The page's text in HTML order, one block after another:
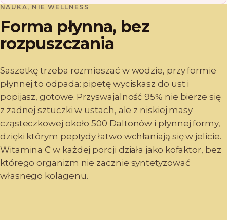
NAUKA, NIE WELLNESS
Forma płynna, bez
rozpuszczania
Saszetkę trzeba rozmieszać w wodzie, przy formie
płynnej to odpada: pipetę wyciskasz do ust i
popijasz, gotowe. Przyswajalność 95% nie bierze się
z żadnej sztuczki w ustach, ale z niskiej masy
cząsteczkowej około 500 Daltonów i płynnej formy,
dzięki którym peptydy łatwo wchłaniają się w jelicie.
Witamina C w każdej porcji działa jako kofaktor, bez
którego organizm nie zacznie syntetyzować
własnego kolagenu.